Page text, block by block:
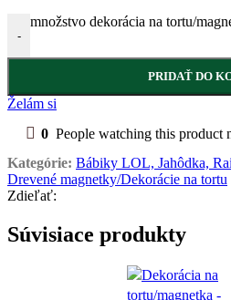
-
množstvo dekorácia na tortu/
PRIDAŤ DO
Želám si
0 People watching this product
Kategórie: Bábiky LOL, Jahôdka,
Drevené magnetky/Dekorácie na tortu
Zdieľať:
Súvisiace produkty